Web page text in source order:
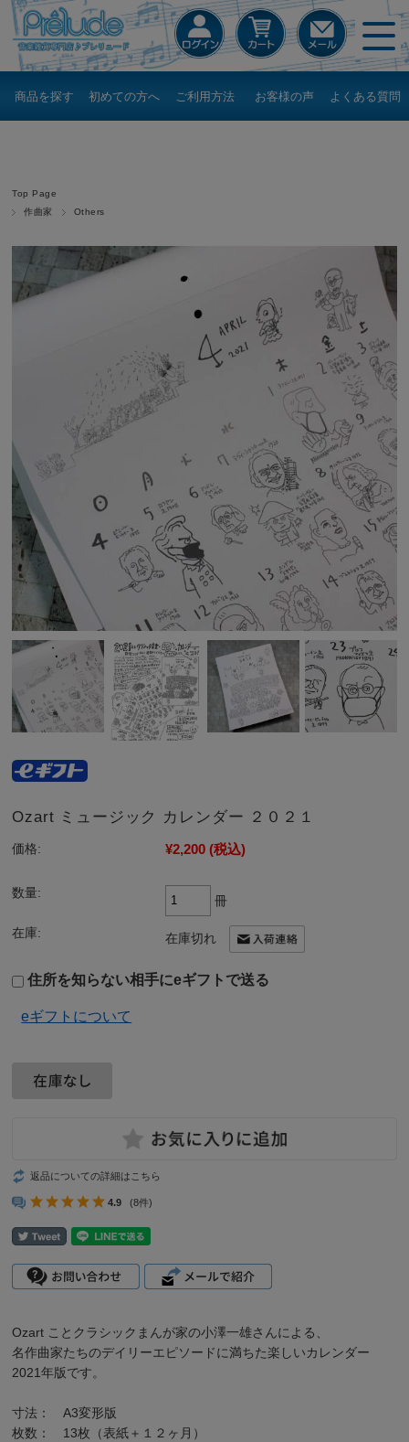
商品を探す 初めての方へ ご利用方法 お客様の声 よくある質問
Top Page
作曲家
Others
Ozart ミュージック カレンダー ２０２１
価格: ¥2,200 (税込)
数量:
冊
在庫: 在庫切れ
住所を知らない相手にeギフトで送る
eギフトについて
返品についての詳細はこちら
4.9 (8件)
Ozart ことクラシックまんが家の小澤一雄さんによる、
名作曲家たちのデイリーエピソードに満ちた楽しいカレンダー
2021年版です。
寸法： A3変形版
枚数： 13枚（表紙＋１２ヶ月）